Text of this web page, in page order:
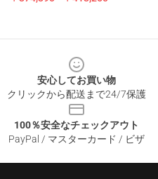
安心してお買い物
クリックから配送まで24/7保護
100％安全なチェックアウト
PayPal / マスターカード / ビザ